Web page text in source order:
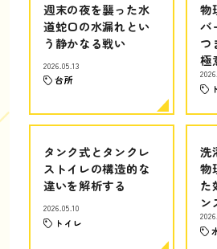
週末の夜を襲った水
道蛇口の水漏れとい
う静かなる戦い
2026.05.13
台所
物
バ
つ
極
タンク式とタンクレ
ストイレの構造的な
違いを解析する
2026.05.10
トイレ
洗
物
た
ン